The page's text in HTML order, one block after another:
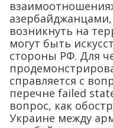
возникнуть на
могут быть
стороны РФ. Для
справляется с
перечне failed
вопрос, как
Украине между